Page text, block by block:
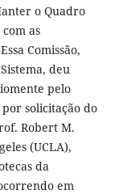
o Quadro
as
Comissão,
deu
pelo
solicitação do
Robert M.
(UCLA),
da
em